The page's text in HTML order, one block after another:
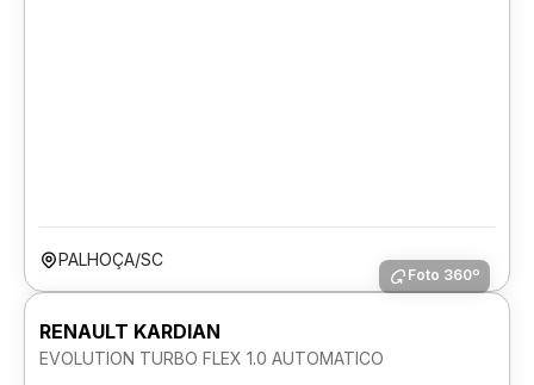
PALHOÇA/SC
Foto 360º
RENAULT KARDIAN
EVOLUTION TURBO FLEX 1.0 AUTOMATICO